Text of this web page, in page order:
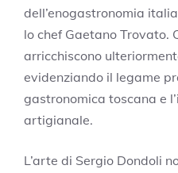
dell’enogastronomia
lo chef Gaetano Trovato.
arricchiscono
evidenziando il legame
gastronomica toscana e
artigianale.
L’arte di Sergio Dondoli